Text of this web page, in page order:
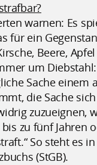
warnen: Es
für ein
Beere,
um
Sache einem
die Sache
zuzueignen,
zu fünf Jahren
So steht es
(StGB).